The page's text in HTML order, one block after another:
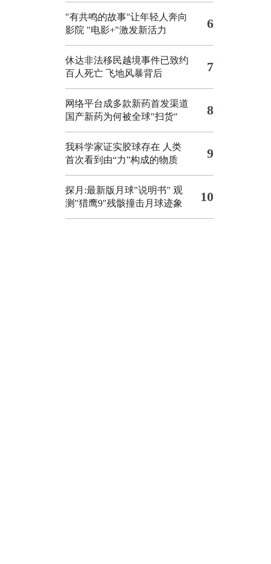
"有共鸣的故事"让年轻人奔向
影院 "电影+"激发新活力 6
休达非法移民越境事件已致约
百人死亡 飞地风暴背后 7
网络平台成多款新药首发渠道
国产新药为何被全球"扫货"
8
我科学家证实胶球存在 人类
首次看到由“力”构成的物质
9
探月:最新版月球"说明书" 观
测"猎鹰9"残骸撞击月球迹象
10